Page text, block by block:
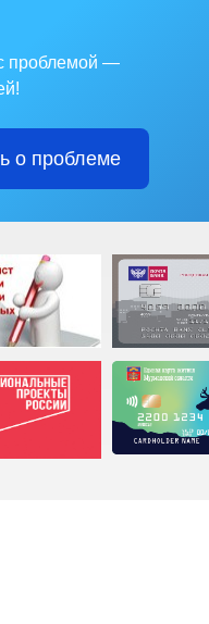
проблемой —
о проблеме